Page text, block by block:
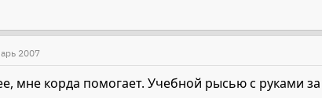
2007
мне корда помогает. Учебной рысью с руками